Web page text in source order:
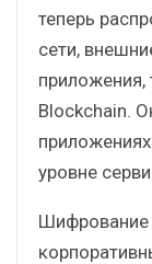
теперь
сети,
приложения,
Blockchain.
уровне
Шифрование